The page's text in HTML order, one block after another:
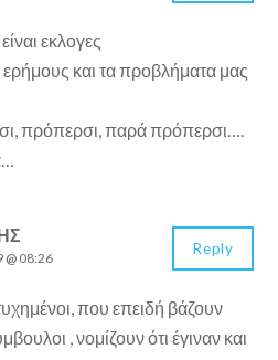
εκλογες
ερήμους και τα προβλήματα μας
πρόπερσι, παρά πρόπερσι….
08:26
που επειδή βάζουν
, νομίζουν ότι έγιναν και
Reply